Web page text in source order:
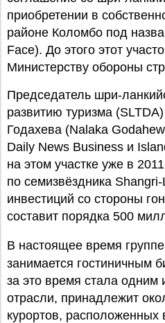
приобретении в
районе Коломбо под
Face). До этого этот
Министерству обороны
Председатель шри-
развитию туризма
Годахева (Nalaka
Daily News Business и
на этом участке уже в
по семизвёздника
инвестиций со стороны
составит порядка 500
В настоящее время группе
занимается гостиничным
за это время стала одним
отрасли, принадлежит
курортов, расположенных